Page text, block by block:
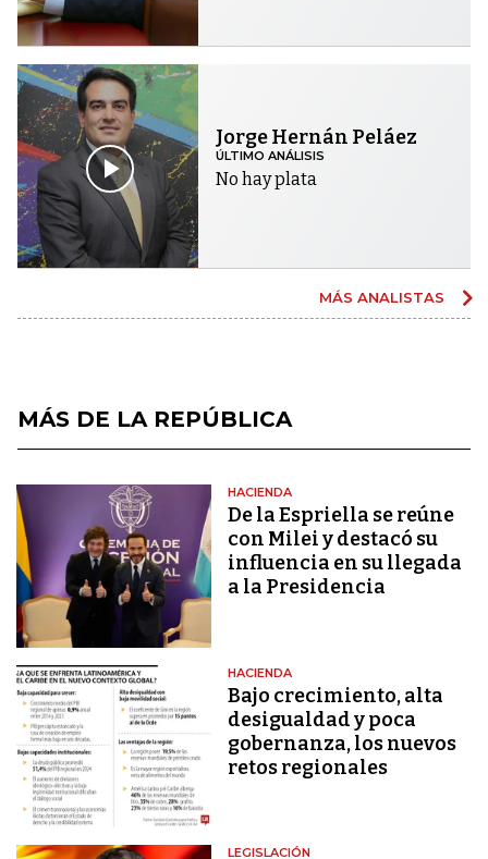
Jorge Hernán Peláez
ÚLTIMO ANÁLISIS
No hay plata
MÁS ANALISTAS
MÁS DE LA REPÚBLICA
HACIENDA
De la Espriella se reúne
con Milei y destacó su
influencia en su llegada
a la Presidencia
HACIENDA
Bajo crecimiento, alta
desigualdad y poca
gobernanza, los nuevos
retos regionales
LEGISLACIÓN